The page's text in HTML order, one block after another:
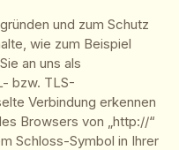
und zum Schutz
wie zum Beispiel
an uns als
bzw. TLS-
Verbindung erkennen
Browsers von „http://“
Schloss-Symbol in Ihrer